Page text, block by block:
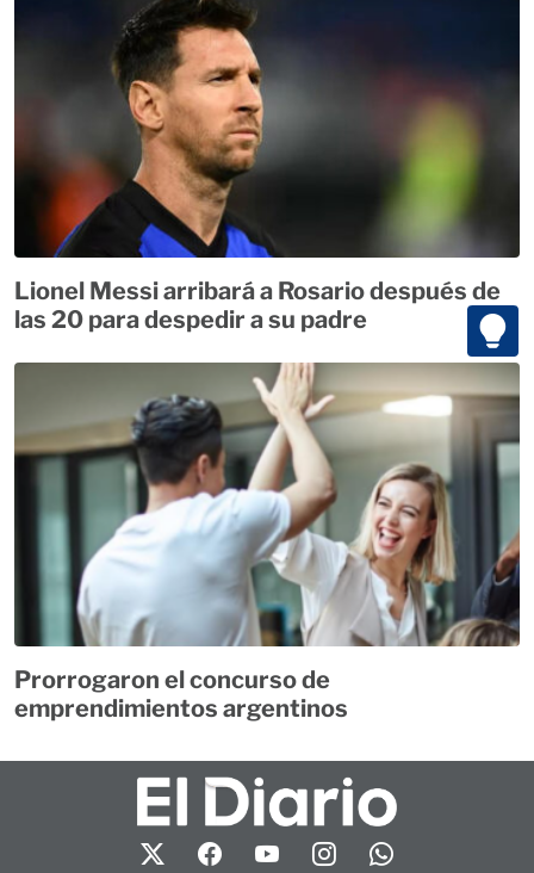
Lionel Messi arribará a Rosario después de
las 20 para despedir a su padre
Prorrogaron el concurso de
emprendimientos argentinos